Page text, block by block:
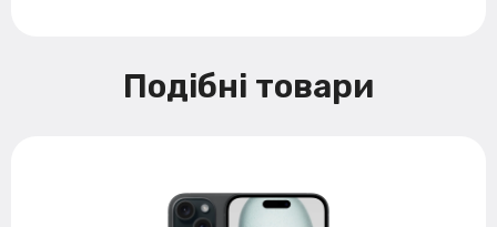
Подібні товари